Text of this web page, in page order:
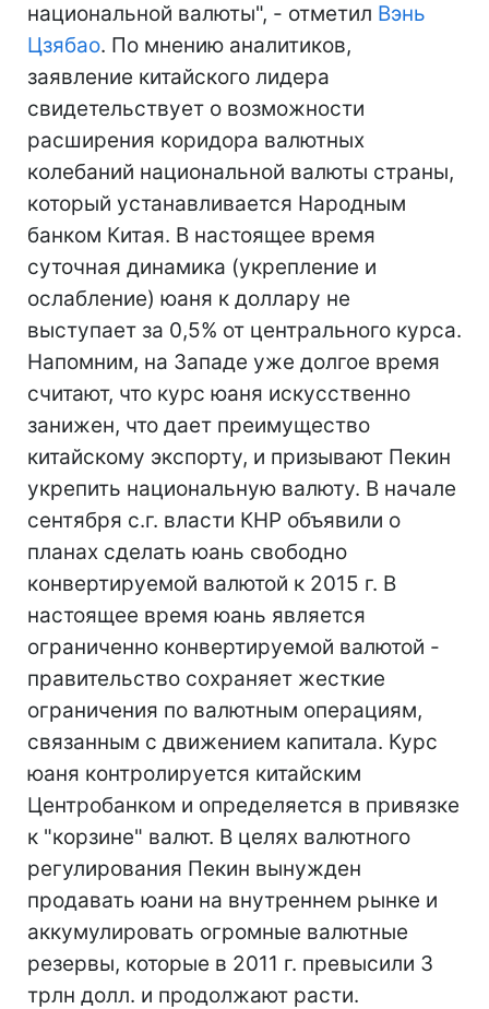
национальной валюты", - отметил Вэнь
Цзябао. По мнению аналитиков,
заявление китайского лидера
свидетельствует о возможности
расширения коридора валютных
колебаний национальной валюты страны,
который устанавливается Народным
банком Китая. В настоящее время
суточная динамика (укрепление и
ослабление) юаня к доллару не
выступает за 0,5% от центрального курса.
Напомним, на Западе уже долгое время
считают, что курс юаня искусственно
занижен, что дает преимущество
китайскому экспорту, и призывают Пекин
укрепить национальную валюту. В начале
сентября с.г. власти КНР объявили о
планах сделать юань свободно
конвертируемой валютой к 2015 г. В
настоящее время юань является
ограниченно конвертируемой валютой -
правительство сохраняет жесткие
ограничения по валютным операциям,
связанным с движением капитала. Курс
юаня контролируется китайским
Центробанком и определяется в привязке
к "корзине" валют. В целях валютного
регулирования Пекин вынужден
продавать юани на внутреннем рынке и
аккумулировать огромные валютные
резервы, которые в 2011 г. превысили 3
трлн долл. и продолжают расти.